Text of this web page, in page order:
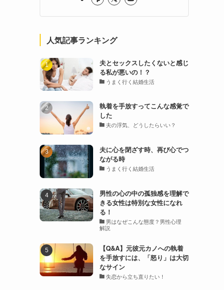
人気記事ランキング
夫とセックスしたくないと感じ
る私が悪いの！？
うまく行く結婚生活
執着を手放すってこんな感覚で
した
夫の浮気、どうしたらいい？
夫に心を閉ざす時、再び心でつ
ながる時
うまく行く結婚生活
男性の心の中の孤独感を理解で
きる女性は特別な女性になれ
る！
男はなぜこんな態度？男性心理
解説
【Q&A】元彼元カノへの執着
を手放すには、「怒り」は大切
なサイン
失恋から立ち直りたい！